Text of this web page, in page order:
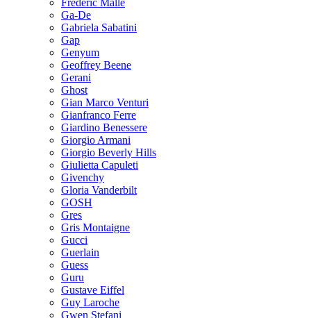
Frederic Malle
Ga-De
Gabriela Sabatini
Gap
Genyum
Geoffrey Beene
Gerani
Ghost
Gian Marco Venturi
Gianfranco Ferre
Giardino Benessere
Giorgio Armani
Giorgio Beverly Hills
Giulietta Capuleti
Givenchy
Gloria Vanderbilt
GOSH
Gres
Gris Montaigne
Gucci
Guerlain
Guess
Guru
Gustave Eiffel
Guy Laroche
Gwen Stefani